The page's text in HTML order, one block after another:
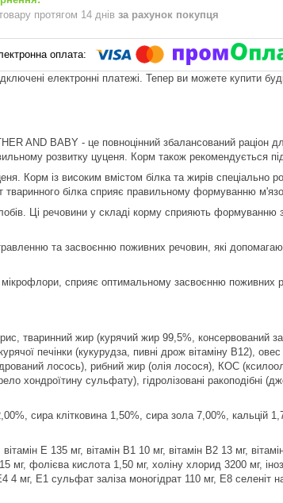
протягом 14 днів за рахунок покупця
електронні платежі. Тепер ви можете купити
AND BABY - це повноцінний збалансований раціон
розвитку цуценя. Корм також рекомендується під
Корм із високим вмістом білка та жирів спеціально
білка сприяє правильному формуванню
Ці речовини у складі корму сприяють формуванню
та засвоєнню поживних речовин, які
сприяє оптимальному засвоєнню поживних
рис, тваринний жир (курячий жир 99,5%, консервований
печінки (кукурудза, пивні дрож вітаміну B12),
лосось), рибний жир (олія лосося), КОС
хондроїтину сульфату), гідролізовані ракоподібні
сира клітковина 1,50%, сира зола 7,00%,
Е 135 мг, вітамін В1 10 мг, вітамін В2 13 мг,
мг, фолієва кислота 1,50 мг, холіну хлорид 3200 мг,
мг, Е1 сульфат заліза моногідрат 110 мг, Е8 селеніт